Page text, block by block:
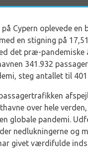
på Cypern oplevede
en stigning på
det præ-pandemiske
341.932
steg antallet til
over hele
globale pandemi.
nedlukningerne og
givet værdifulde